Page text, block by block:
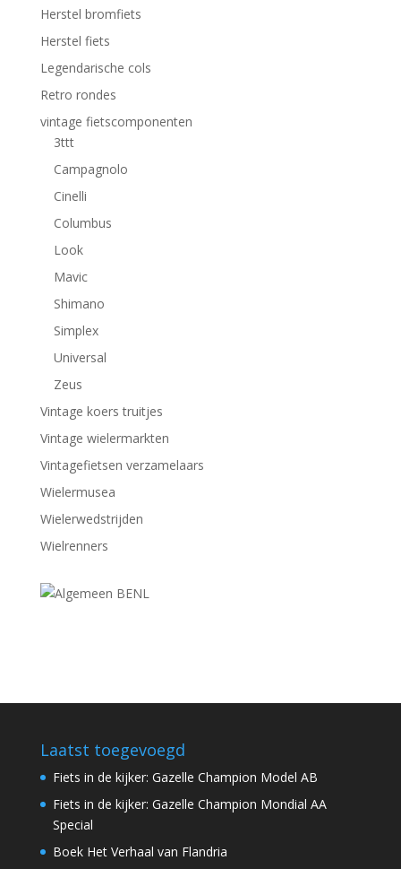
Herstel bromfiets
Herstel fiets
Legendarische cols
Retro rondes
vintage fietscomponenten
3ttt
Campagnolo
Cinelli
Columbus
Look
Mavic
Shimano
Simplex
Universal
Zeus
Vintage koers truitjes
Vintage wielermarkten
Vintagefietsen verzamelaars
Wielermusea
Wielerwedstrijden
Wielrenners
Laatst toegevoegd
Fiets in de kijker: Gazelle Champion Model AB
Fiets in de kijker: Gazelle Champion Mondial AA
Special
Boek Het Verhaal van Flandria